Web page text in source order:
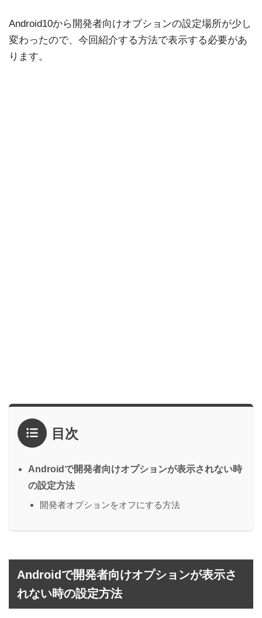
Android10から開発者向けオプションの設定場所が少し
変わったので、今回紹介する方法で表示する必要があ
ります。
目次
Androidで開発者向けオプションが表示されない時
の設定方法
開発者オプションをオフにする方法
Androidで開発者向けオプションが表示さ
れない時の設定方法